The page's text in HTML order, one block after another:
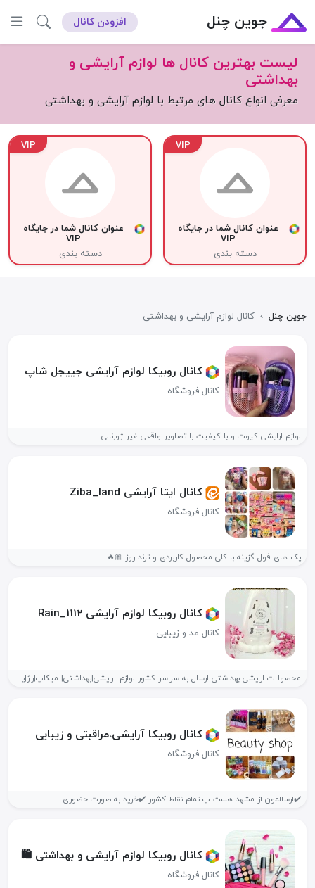
جوین چنل افزودن کانال
لیست بهترین کانال ها لوازم آرایشی و
بهداشتی
معرفی انواع کانال های مرتبط با لوازم آرایشی و بهداشتی
VIP
عنوان کانال شما در جایگاه
VIP
دسته بندی
VIP
عنوان کانال شما در جایگاه
VIP
دسته بندی
جوین چنل › کانال لوازم آرایشی و بهداشتی
کانال روبیکا لوازم آرایشی جییجل شاپ
کانال فروشگاه
لوازم ارایشی کیوت و با کیفیت با تصاویر واقعی غیر ژورنالی
کانال ایتا آرایشی Ziba_land
کانال فروشگاه
پک های فول گزینه با کلی محصول کاربردی و ترند روز 🎀🔥...
کانال روبیکا لوازم آرایشی Rain_1112
کانال مد و زیبایی
محصولات ارایشی بهداشتی ارسال به سراسر کشور لوازم آرایشی|بهداشتی| میکاپ|رژ|پک هدیه|آرایش|ماسک| اینجاهمه...
کانال روبیکا آرایشی،مراقبتی و زیبایی
کانال فروشگاه
✔️ارسالمون از مشهد هست ب تمام نقاط کشور ✔️خرید به صورت حضوری...
کانال روبیکا لوازم آرایشی و بهداشتی 🛍
کانال فروشگاه